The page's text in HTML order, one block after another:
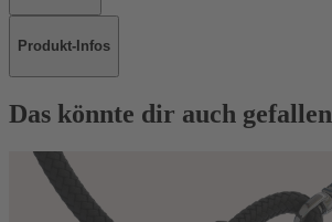
Produkt-Infos
Das könnte dir auch gefallen